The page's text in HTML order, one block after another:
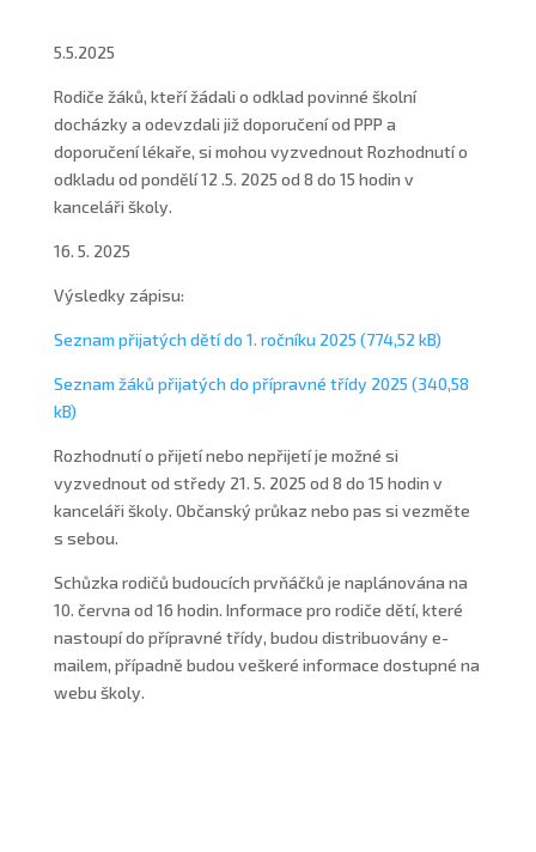
5.5.2025
Rodiče žáků, kteří žádali o odklad povinné školní
docházky a odevzdali již doporučení od PPP a
doporučení lékaře, si mohou vyzvednout Rozhodnutí o
odkladu od pondělí 12 .5. 2025 od 8 do 15 hodin v
kanceláři školy.
16. 5. 2025
Výsledky zápisu:
Seznam přijatých dětí do 1. ročníku 2025
Seznam žáků přijatých do přípravné třídy 2025
Rozhodnutí o přijetí nebo nepřijetí je možné si
vyzvednout od středy 21. 5. 2025 od 8 do 15 hodin v
kanceláři školy. Občanský průkaz nebo pas si vezměte
s sebou.
Schůzka rodičů budoucích prvňáčků je naplánována na
10. června od 16 hodin. Informace pro rodiče dětí, které
nastoupí do přípravné třídy, budou distribuovány e-
mailem, případně budou veškeré informace dostupné na
webu školy.